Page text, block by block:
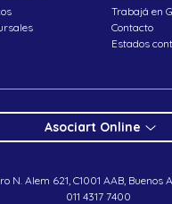
Trabajá en
Contacto
Estados
Asociart Online
N. Alem 621, C1001 AAB, Buenos
011 4317 7400